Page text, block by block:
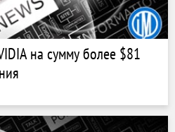
на сумму более $81